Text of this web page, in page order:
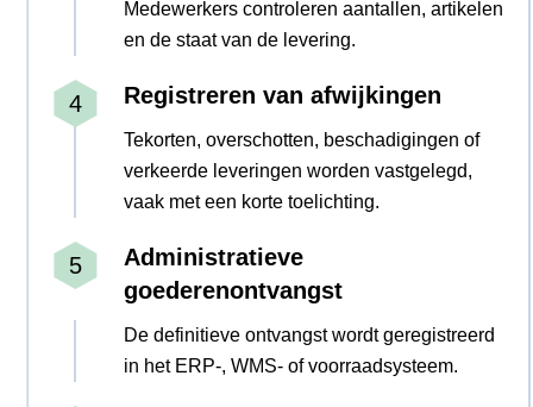
Medewerkers controleren aantallen, artikelen
en de staat van de levering.
Registreren van afwijkingen
Tekorten, overschotten, beschadigingen of
verkeerde leveringen worden vastgelegd,
vaak met een korte toelichting.
Administratieve
goederenontvangst
De definitieve ontvangst wordt geregistreerd
in het ERP-, WMS- of voorraadsysteem.